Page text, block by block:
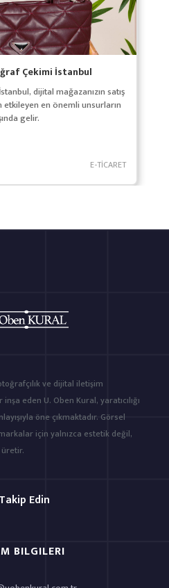
Çekimi İstanbul
dijital mağazanızın satış
en önemli unsurların
gelir.
E-TİCARET
ve dijital iletişim
eden U. Oben Kural, yaratıcılığı
öne çıkmaktadır. Görsel
için yalnızca estetik değil,
Edin
BILGILERI